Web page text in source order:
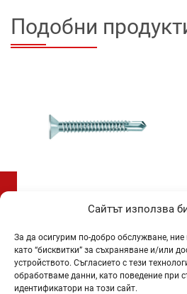
Сайтът използва
За да осигурим по-добро обслужване, ние
като “бисквитки” за съхраняване и/или
устройството. Съгласието с тези
обработваме данни, като поведение при
идентификатори на този сайт.
Подобни
60
Винт
фрезенков
DIN7504-P 4.8/38
мм – бр –
(Kamfix)